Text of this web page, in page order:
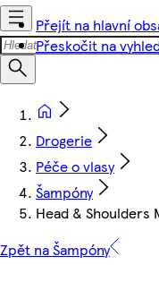
Přejít na hlavní
Přeskočit na
Drogerie
Péče o vlasy
Šampóny
Head & Shoulders
Zpět na Šampóny